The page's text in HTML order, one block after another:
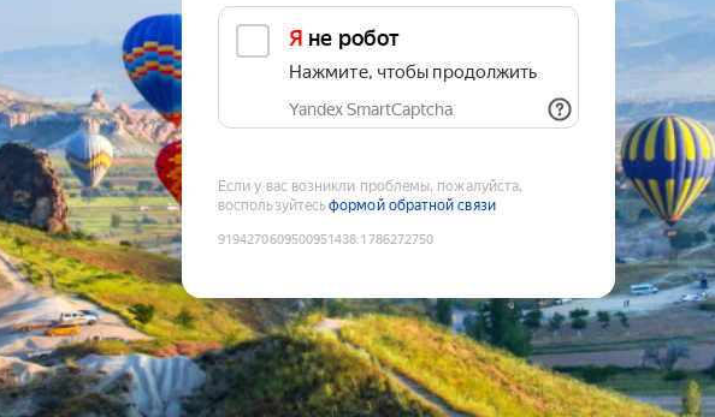
Я не робот
Нажмите, чтобы продолжить
Yandex SmartCaptcha
Если у вас возникли проблемы, пожалуйста,
воспользуйтесьформой обратной связи
9194270609500951438:1786272750